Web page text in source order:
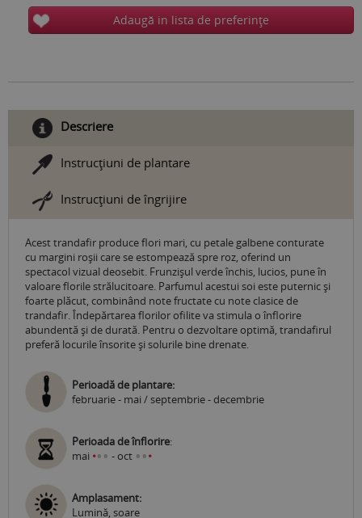
Adaugă in lista de preferinţe
Descriere
Instrucţiuni de plantare
Instrucţiuni de îngrijire
Acest trandafir produce flori mari, cu petale galbene conturate
cu margini roșii care se estompează spre roz, oferind un
spectacol vizual deosebit. Frunzișul verde închis, lucios, pune în
valoare florile strălucitoare. Parfumul acestui soi este puternic și
foarte plăcut, combinând note fructate cu note clasice de
trandafir. Îndepărtarea florilor ofilite va stimula o înflorire
abundentă și de durată. Pentru o dezvoltare optimă, trandafirul
preferă locurile însorite și solurile bine drenate.
Perioadă de plantare:
februarie - mai / septembrie - decembrie
Perioada de înflorire:
mai ••• - oct •••
Amplasament:
Lumină, soare